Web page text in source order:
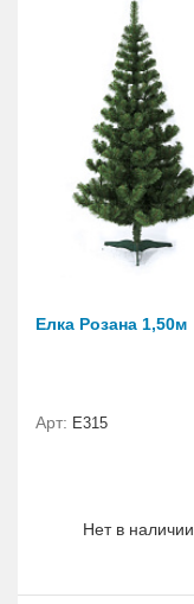
Елка Розана 1,50м
Арт: E315
Нет в наличии